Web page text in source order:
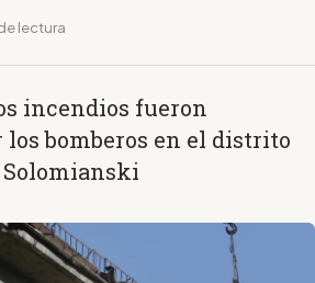
lectura
incendios fueron
los bomberos en el distrito